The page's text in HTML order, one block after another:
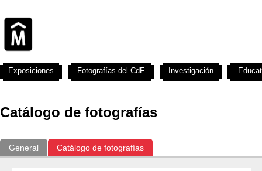
Catálogo de fotografías
General Catálogo de fotografías
Exposiciones Fotografías del CdF Investigación